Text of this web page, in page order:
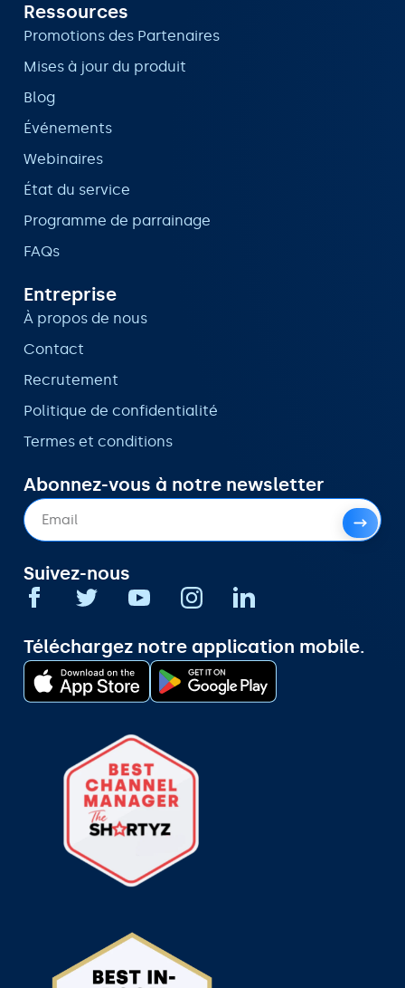
Ressources
Promotions des Partenaires
Mises à jour du produit
Blog
Événements
Webinaires
État du service
Programme de parrainage
FAQs
Entreprise
À propos de nous
Contact
Recrutement
Politique de confidentialité
Termes et conditions
Abonnez-vous à notre newsletter
Suivez-nous
Téléchargez notre application mobile.